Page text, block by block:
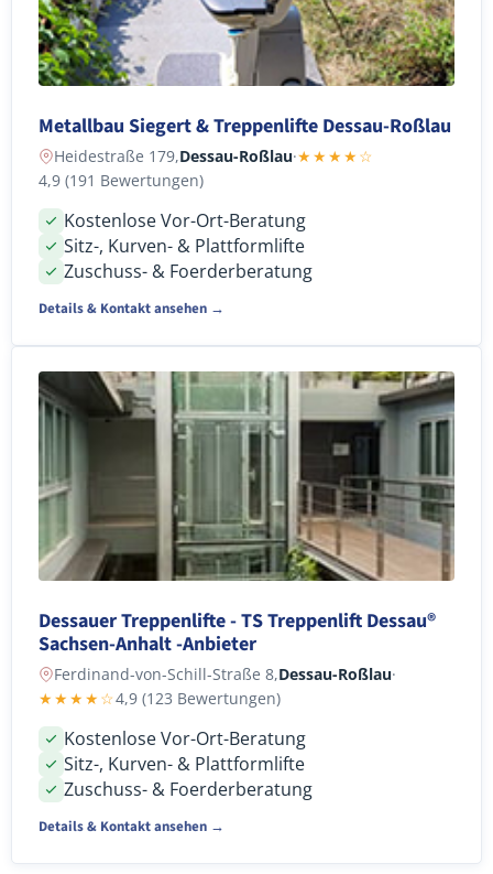
Metallbau Siegert & Treppenlifte Dessau-Roßlau
Heidestraße 179,Dessau-Roßlau·★★★★☆
4,9 (191 Bewertungen)
Kostenlose Vor-Ort-Beratung
Sitz-, Kurven- & Plattformlifte
Zuschuss- & Foerderberatung
Details & Kontakt ansehen →
Dessauer Treppenlifte - TS Treppenlift Dessau®
Sachsen-Anhalt -Anbieter
Ferdinand-von-Schill-Straße 8,Dessau-Roßlau·
★★★★☆4,9 (123 Bewertungen)
Kostenlose Vor-Ort-Beratung
Sitz-, Kurven- & Plattformlifte
Zuschuss- & Foerderberatung
Details & Kontakt ansehen →